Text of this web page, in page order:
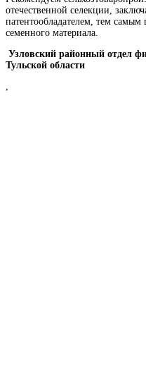
отечественной селекции,
патентообладателем, тем
семенного материала.
Узловский районный отдел
Тульской области